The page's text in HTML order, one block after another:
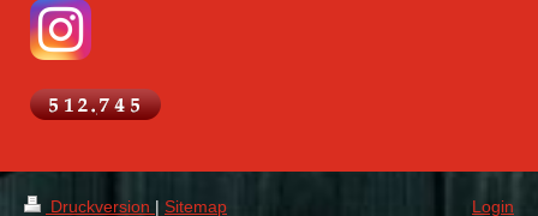
Druckversion | Sitemap Login